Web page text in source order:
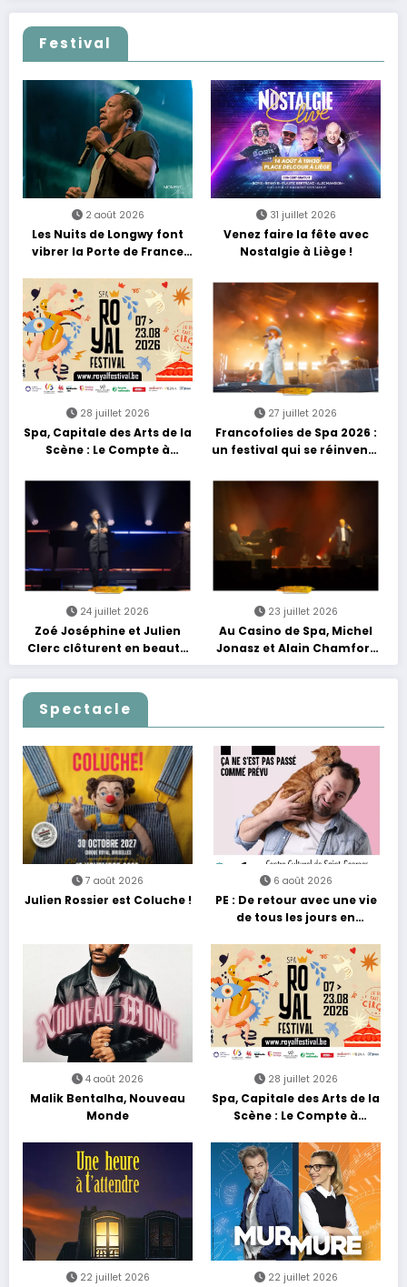
Festival
2 août 2026
Les Nuits de Longwy font
vibrer la Porte de France
découvertes et énergie
reggae
31 juillet 2026
Venez faire la fête avec
Nostalgie à Liège !
28 juillet 2026
Spa, Capitale des Arts de la
Scène : Le Compte à
27 juillet 2026
Francofolies de Spa 2026 :
un festival qui se réinvente
grands moments de scène
24 juillet 2026
Zoé Joséphine et Julien
Clerc clôturent en beauté
Les Nuits Francofolies au
Casino
23 juillet 2026
Au Casino de Spa, Michel
Jonasz et Alain Chamfort
célèbrent le temps qui
passe… sans jamais céder
Spectacle
7 août 2026
Julien Rossier est Coluche !
6 août 2026
PE : De retour avec une vie
de tous les jours en
4 août 2026
Malik Bentalha, Nouveau
Monde
28 juillet 2026
Spa, Capitale des Arts de la
Scène : Le Compte à
22 juillet 2026 22 juillet 2026